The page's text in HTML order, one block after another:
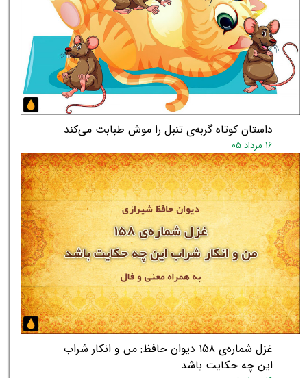
داستان کوتاه گربه‌ی تنبل را موش طبابت می‌کند
۱۶ مرداد ۰۵
غزل شماره‌ی ۱۵۸ دیوان حافظ: من و انکار شراب
این چه حکایت باشد